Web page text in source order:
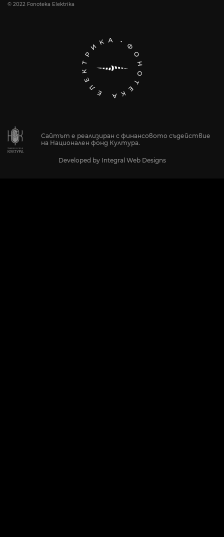
© 2022 Fonoteka Elektrika
Сайтът е реализиран с финансовото съдействие
на Национален фонд Култура.
Developed by Integral Web Designs